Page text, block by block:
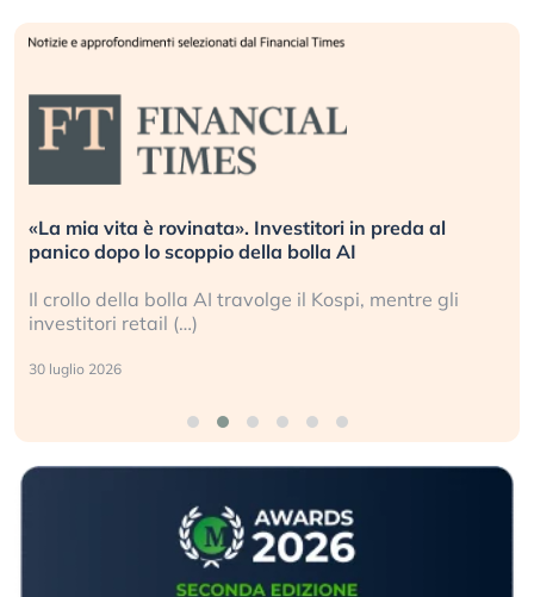
«La mia vita è rovinata». Investitori in preda al
panico dopo lo scoppio della bolla AI
Il crollo della bolla AI travolge il Kospi, mentre gli
investitori retail (…)
30 luglio 2026